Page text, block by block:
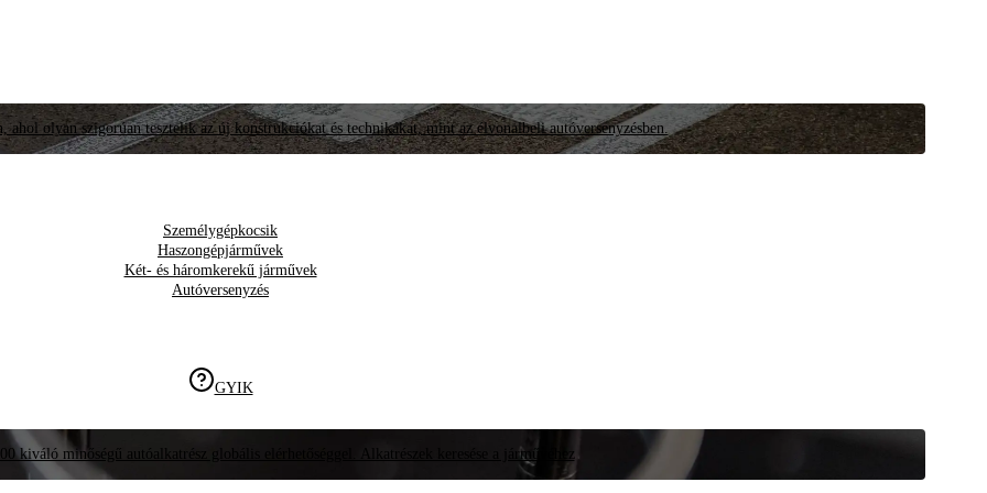
ahol olyan szigorúan tesztelik az új konstrukciókat és technikákat, mint az élvonalbeli autóversenyzésben.
Személygépkocsik
Haszongépjárművek
Két- és háromkerekű járművek
Autóversenyzés
GYIK
kiváló minőségű autóalkatrész globális elérhetőséggel. Alkatrészek keresése a járművéhez